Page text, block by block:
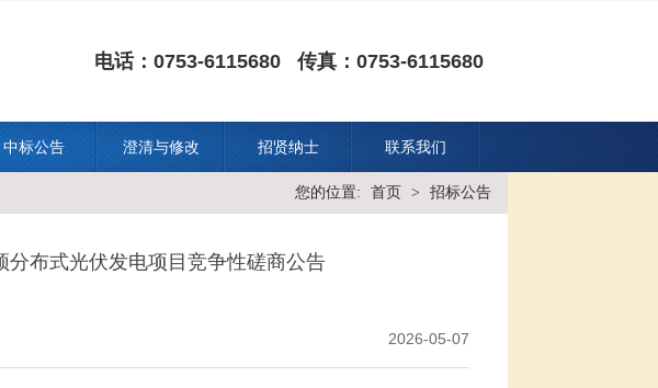
电话：0753-6115680 传真：0753-6115680
中标公告 澄清与修改 招贤纳士 联系我们
您的位置: 首页 > 招标公告
布式光伏发电项目竞争性磋商公告
2026-05-07